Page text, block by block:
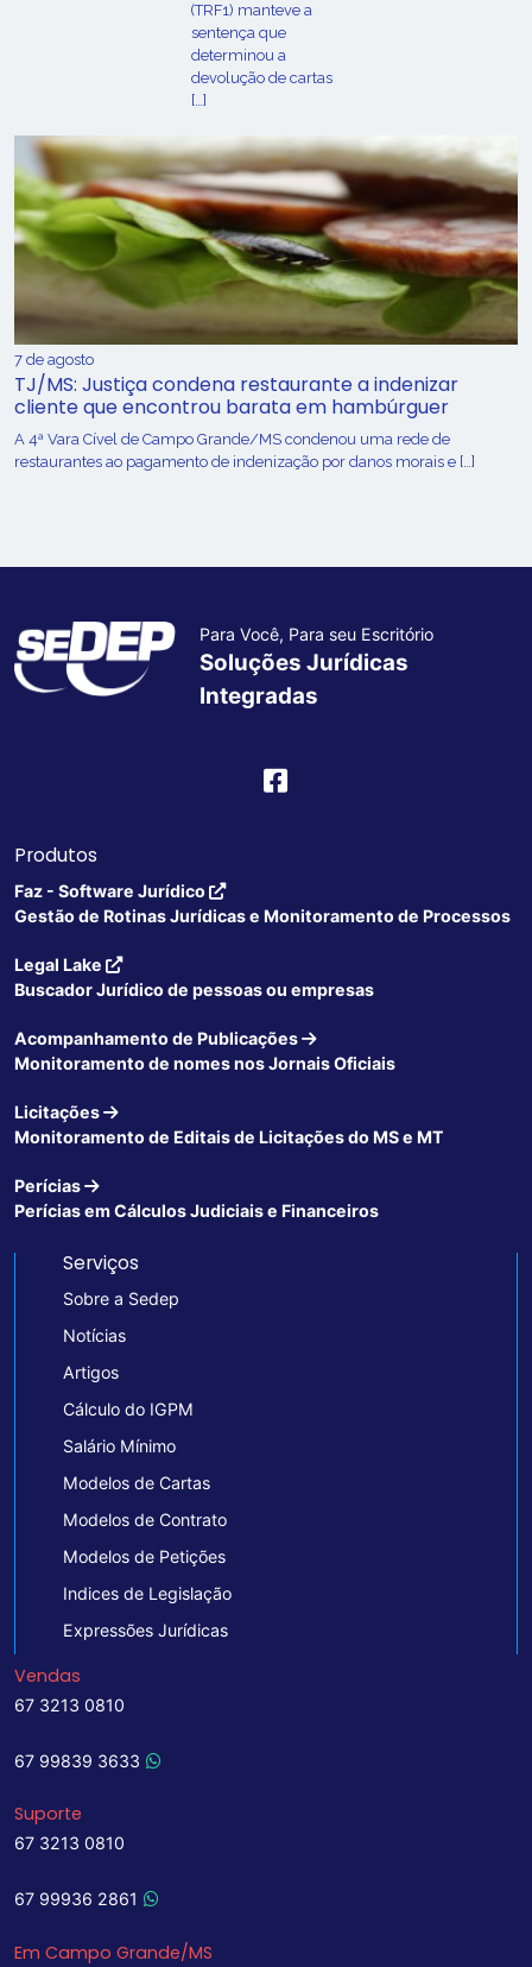
(TRF1) manteve a
sentença que
determinou a
devolução de cartas
[…]
7 de agosto
TJ/MS: Justiça condena restaurante a indenizar
cliente que encontrou barata em hambúrguer
A 4ª Vara Cível de Campo Grande/MS condenou uma rede de
restaurantes ao pagamento de indenização por danos morais e […]
Para Você, Para seu Escritório
Soluções Jurídicas
Integradas
Produtos
Faz - Software Jurídico
Gestão de Rotinas Jurídicas e Monitoramento de Processos
Legal Lake
Buscador Jurídico de pessoas ou empresas
Acompanhamento de Publicações
Monitoramento de nomes nos Jornais Oficiais
Licitações
Monitoramento de Editais de Licitações do MS e MT
Perícias
Perícias em Cálculos Judiciais e Financeiros
Serviços
Sobre a Sedep
Notícias
Artigos
Cálculo do IGPM
Salário Mínimo
Modelos de Cartas
Modelos de Contrato
Modelos de Petições
Indices de Legislação
Expressões Jurídicas
Vendas
67 3213 0810
67 99839 3633
Suporte
67 3213 0810
67 99936 2861
Em Campo Grande/MS